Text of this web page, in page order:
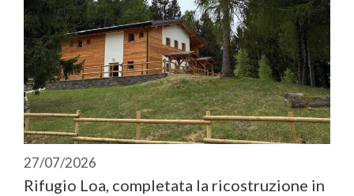
27/07/2026
Rifugio Loa, completata la ricostruzione in